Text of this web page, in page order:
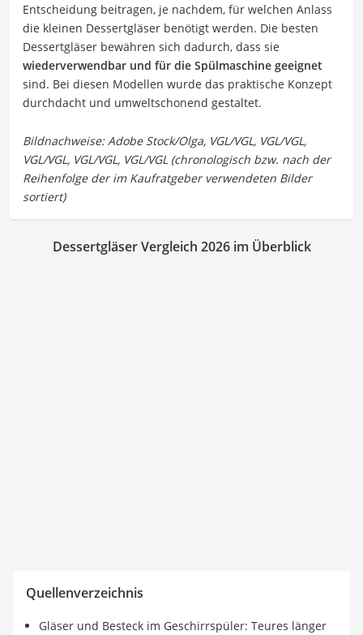
Entscheidung beitragen, je nachdem, für welchen Anlass
die kleinen Dessertgläser benötigt werden. Die besten
Dessertgläser bewähren sich dadurch, dass sie
wiederverwendbar und für die Spülmaschine geeignet
sind. Bei diesen Modellen wurde das praktische Konzept
durchdacht und umweltschonend gestaltet.
Dessertgläser Vergleich 2026 im Überblick
Quellenverzeichnis
Gläser und Besteck im Geschirrspüler: Teures länger